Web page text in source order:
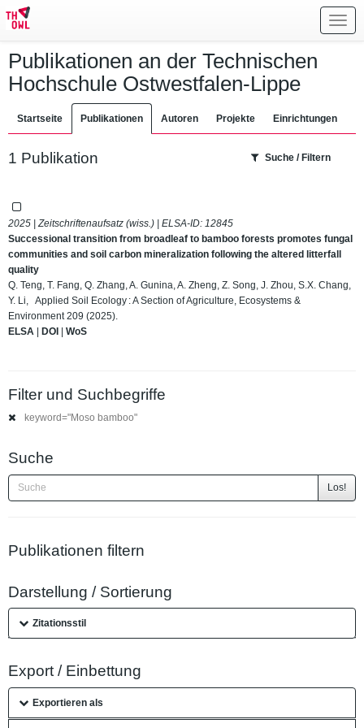
Publikationen an der Technischen
Hochschule Ostwestfalen-Lippe
Startseite Publikationen Autoren Projekte Einrichtungen
1 Publikation Suche / Filtern
2025 | Zeitschriftenaufsatz (wiss.) | ELSA-ID: 12845
Successional transition from broadleaf to bamboo forests promotes fungal
communities and soil carbon mineralization following the altered litterfall
quality
Q. Teng, T. Fang, Q. Zhang, A. Gunina, A. Zheng, Z. Song, J. Zhou, S.X. Chang,
Y. Li, Applied Soil Ecology : A Section of Agriculture, Ecosystems &
Environment 209 (2025).
ELSA | DOI | WoS
Filter und Suchbegriffe
keyword="Moso bamboo"
Suche
Los!
Publikationen filtern
Darstellung / Sortierung
Zitationsstil
Export / Einbettung
Exportieren als